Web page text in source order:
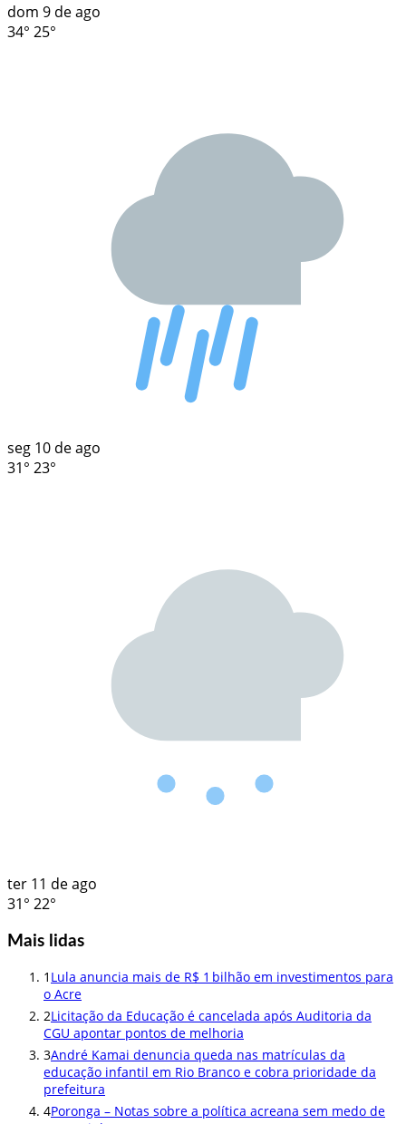
dom 9 de ago
34° 25°
seg 10 de ago
31° 23°
ter 11 de ago
31° 22°
Mais lidas
1 Lula anuncia mais de R$ 1 bilhão em investimentos para
o Acre
2Licitação da Educação é cancelada após Auditoria da
CGU apontar pontos de melhoria
3André Kamai denuncia queda nas matrículas da
educação infantil em Rio Branco e cobra prioridade da
prefeitura
4Poronga – Notas sobre a política acreana sem medo de